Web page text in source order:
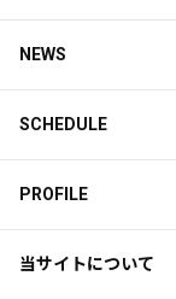
NEWS
SCHEDULE
PROFILE
当サイトについて